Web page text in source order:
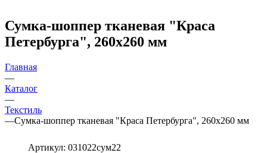
Сумка-шоппер тканевая "Краса
Петербурга", 260х260 мм
Главная
—
Каталог
—
Текстиль
—Сумка-шоппер тканевая "Краса Петербурга", 260х260 мм
Артикул: 031022сум22